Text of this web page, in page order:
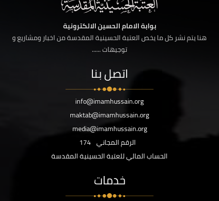
بوابة الامام الحسين الالكترونية
هنا يتم نشر كل ما يخص العتبة الحسينية المقدسة من اخبار ومشاريع و
توجيهات ......
اتصل بنا
info@imamhussain.org
maktab@imamhussain.org
media@imamhussain.org
الرقم المجاني 174
الحساب المالي للعتبة الحسينية المقدسة
خدمات